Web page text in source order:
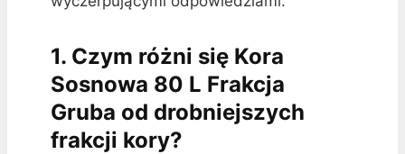
1. Czym różni się Kora
Sosnowa 80 L Frakcja
Gruba od drobniejszych
frakcji kory?